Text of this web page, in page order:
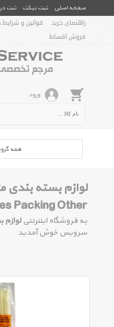
صفحه اصلی ثبت تیکت ثبت
راهنمای خرید
قوانین و شرایط
فروش اقساط
ورود
همه
لوازم بسته بندی
Packing Other
به فروشگاه اینترنتی لوازم
سرویس خوش آمدید